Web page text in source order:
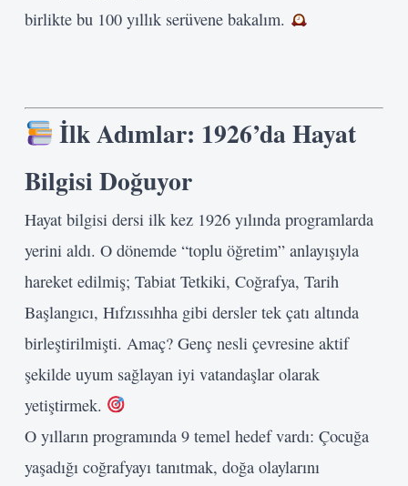
birlikte bu 100 yıllık serüvene bakalım.
İlk Adımlar: 1926’da Hayat
Bilgisi Doğuyor
Hayat bilgisi dersi ilk kez 1926 yılında programlarda
yerini aldı. O dönemde “toplu öğretim” anlayışıyla
hareket edilmiş; Tabiat Tetkiki, Coğrafya, Tarih
Başlangıcı, Hıfzıssıhha gibi dersler tek çatı altında
birleştirilmişti. Amaç? Genç nesli çevresine aktif
şekilde uyum sağlayan iyi vatandaşlar olarak
yetiştirmek.
O yılların programında 9 temel hedef vardı: Çocuğa
yaşadığı coğrafyayı tanıtmak, doğa olaylarını